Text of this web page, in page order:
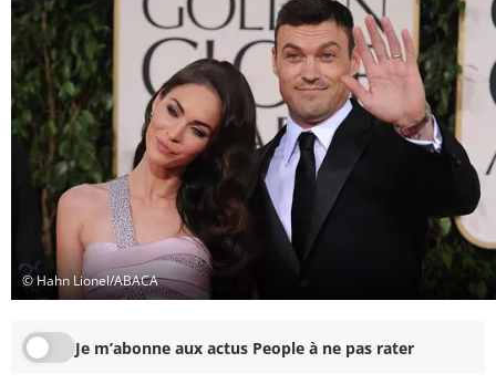
© Hahn Lionel/ABACA
Je m’abonne aux actus People à ne pas rater